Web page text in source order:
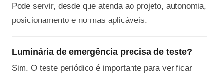
Pode servir, desde que atenda ao projeto, autonomia,
posicionamento e normas aplicáveis.
Luminária de emergência precisa de teste?
Sim. O teste periódico é importante para verificar